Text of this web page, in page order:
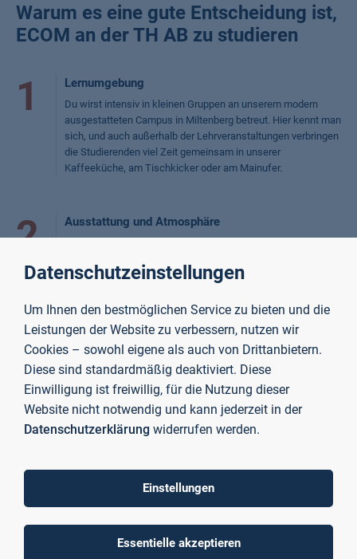
Warum es eine gute Entscheidung ist,
ECOM an der TH AB zu studieren
1 Lernumgebung
Du wirst intensiv in kleinen Gruppen an unserem modern
ausgestatteten Campus in Miltenberg betreut. Hier kennt man
sich, und auch außerhalb der Lehrveranstaltungen verbringen
die Studierenden viel Zeit gemeinsam in unserer
Kaffeeküche, am Tischkicker oder am Mainufer.
2 Ausstattung und Atmosphäre
Studienzentrum am Campus Miltenberg. Das bedeutet im
Atmosphäre.
3 Blended-Learning-Methode
zusammenhängenden Tagen in der Woche. Den Rest kannst
du flexibel von zu Hause aus erledigen. Unsere Blended-
Learning-Methode macht es möglich, das Studium auch in
Bei uns kannst du dich genau nach deinen Vorlieben und
Datenschutzeinstellungen
Um Ihnen den bestmöglichen Service zu bieten und die
Leistungen der Website zu verbessern, nutzen wir
Cookies – sowohl eigene als auch von Drittanbietern.
Diese sind standardmäßig deaktiviert. Diese
Einwilligung ist freiwillig, für die Nutzung dieser
Website nicht notwendig und kann jederzeit in der
Datenschutzerklärung widerrufen werden.
Einstellungen
Essentielle akzeptieren